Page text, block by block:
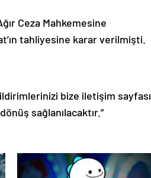
Ceza Mahkemesine
tahliyesine karar verilmişti.
bize iletişim sayfası
sağlanılacaktır.”